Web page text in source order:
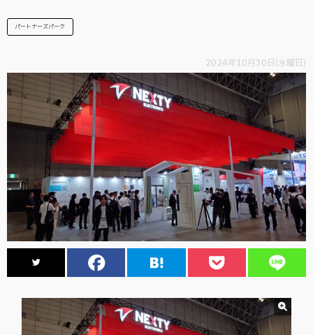
パートナーズパーク
2024年10月30日(水曜日)